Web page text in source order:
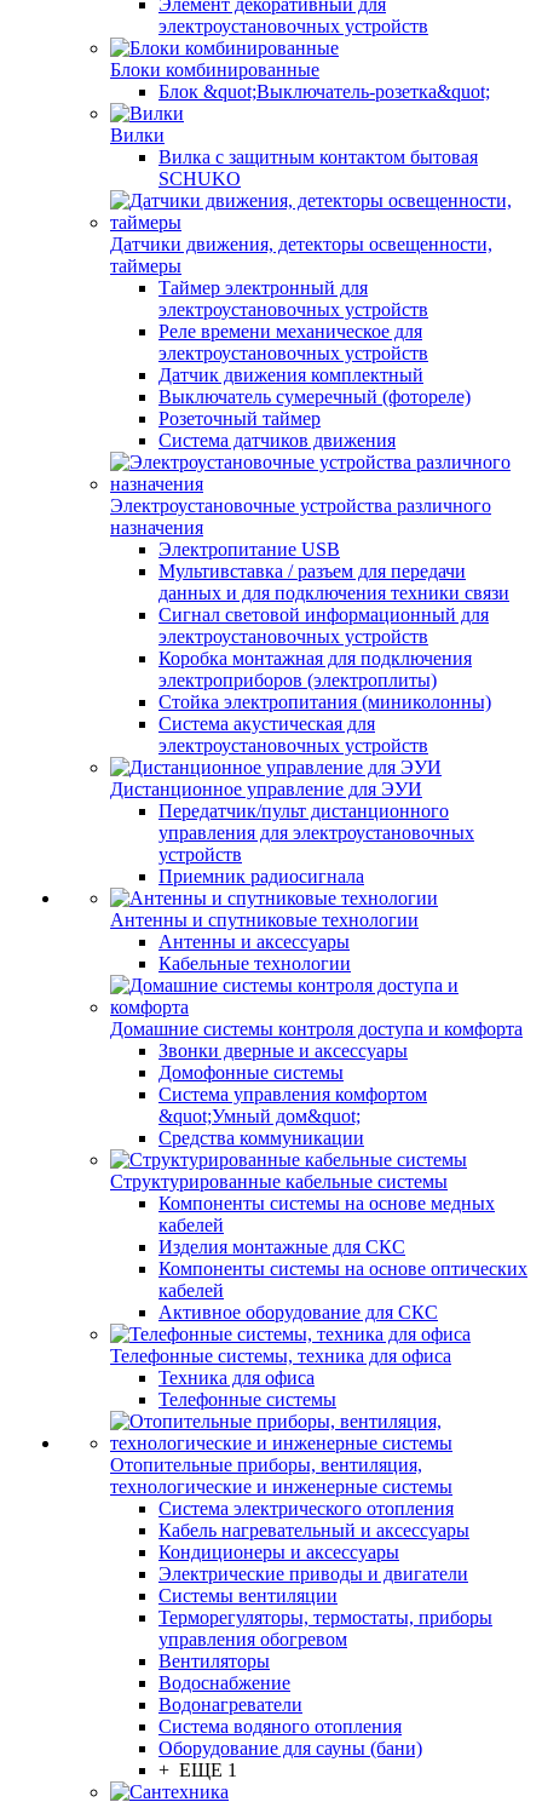
Элемент декоративный для
электроустановочных устройств
Блоки комбинированные
Блок &quot;Выключатель-розетка&quot;
Вилки
Вилка с защитным контактом бытовая
SCHUKO
Датчики движения, детекторы освещенности,
таймеры
Таймер электронный для
электроустановочных устройств
Реле времени механическое для
электроустановочных устройств
Датчик движения комплектный
Выключатель сумеречный (фотореле)
Розеточный таймер
Система датчиков движения
Электроустановочные устройства различного
назначения
Электропитание USB
Мультивставка / разъем для передачи
данных и для подключения техники связи
Сигнал световой информационный для
электроустановочных устройств
Коробка монтажная для подключения
электроприборов (электроплиты)
Стойка электропитания (миниколонны)
Система акустическая для
электроустановочных устройств
Дистанционное управление для ЭУИ
Передатчик/пульт дистанционного
управления для электроустановочных
устройств
Приемник радиосигнала
Антенны и спутниковые технологии
Антенны и аксессуары
Кабельные технологии
Домашние системы контроля доступа и комфорта
Звонки дверные и аксессуары
Домофонные системы
Система управления комфортом
&quot;Умный дом&quot;
Средства коммуникации
Структурированные кабельные системы
Компоненты системы на основе медных
кабелей
Изделия монтажные для СКС
Компоненты системы на основе оптических
кабелей
Активное оборудование для СКС
Телефонные системы, техника для офиса
Техника для офиса
Телефонные системы
Отопительные приборы, вентиляция,
технологические и инженерные системы
Система электрического отопления
Кабель нагревательный и аксессуары
Кондиционеры и аксессуары
Электрические приводы и двигатели
Системы вентиляции
Терморегуляторы, термостаты, приборы
управления обогревом
Вентиляторы
Водоснабжение
Водонагреватели
Система водяного отопления
Оборудование для сауны (бани)
+ ЕЩЕ 1